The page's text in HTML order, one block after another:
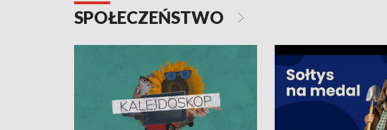
SPOŁECZEŃSTWO